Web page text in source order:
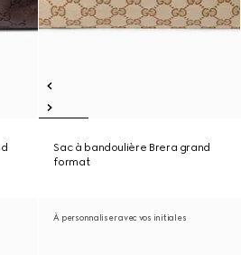
Sac à bandoulière Brera grand
format
À personnaliser avec vos initiales